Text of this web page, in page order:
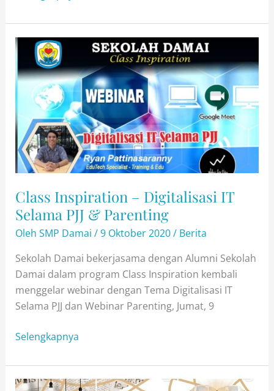
PPDB
2024-
2025
Sekolah
Damai
Class Inspiration – Digitalisasi IT
Selama PJJ & Parenting
Oleh SMP Damai /9 Oktober 2020/ Berita
Sekolah Damai bekerjasama dengan Alumni Sekolah
Damai dalam program Class Inspiration kembali
menggelar webinar dengan Tema Digitalisasi IT
Selama PJJ dan Webinar Parenting, Jumat, 9
Class
–
Digitalisasi
Selengkapnya